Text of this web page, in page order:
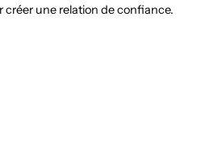
créer une relation de confiance.